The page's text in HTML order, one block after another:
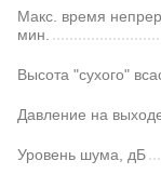
Макс. время
мин.
Высота "сухого"
Давление на
Уровень шума, дБ